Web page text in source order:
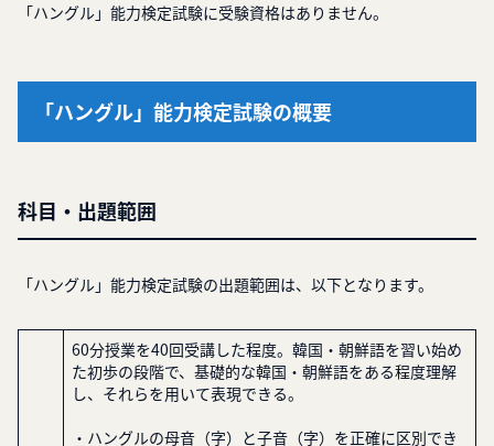
「ハングル」能力検定試験に受験資格はありません。
「ハングル」能力検定試験の概要
科目・出題範囲
「ハングル」能力検定試験の出題範囲は、以下となります。
60分授業を40回受講した程度。韓国・朝鮮語を習い始め
た初歩の段階で、基礎的な韓国・朝鮮語をある程度理解
し、それらを用いて表現できる。
・ハングルの母音（字）と子音（字）を正確に区別でき